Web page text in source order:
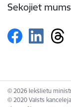
Sekojiet mums
© 2026 Iekšlietu
© 2020 Valsts